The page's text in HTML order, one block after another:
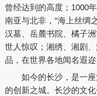
曾经达到的高度；1000
南亚与北非，“海上丝绸
汉墓、岳麓书院、橘子
世人惊叹；湘绣、湘剧
品，在世界各地闻名遐迩
如今的长沙，是一
的创新之城。长沙的文